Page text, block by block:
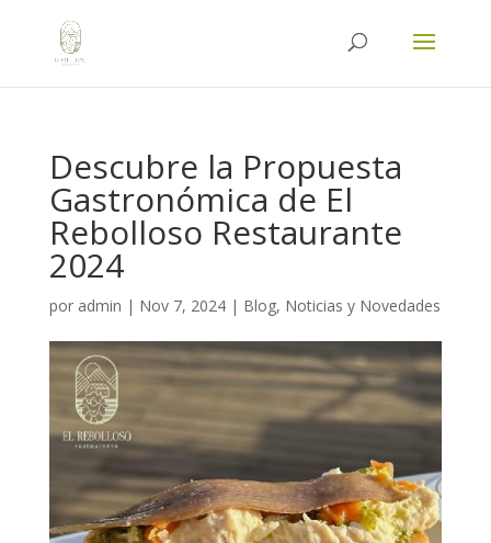
Descubre la Propuesta
Gastronómica de El
Rebolloso Restaurante
2024
por admin | Nov 7, 2024| Blog, Noticias y Novedades